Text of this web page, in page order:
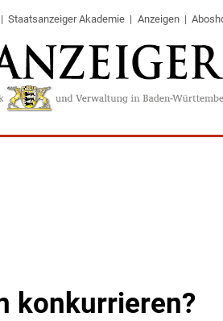
Staatsanzeiger Akademie Anzeigen
konkurrieren?